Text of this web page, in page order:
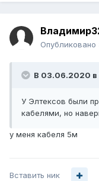
Опубликовано
В 03.06.2020 в
У Элтексов были
кабелями, но
у меня кабеля 5м
Вставить ник